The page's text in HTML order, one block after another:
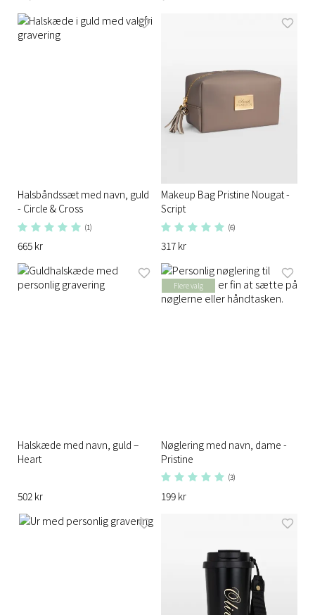
Halsbåndssæt med navn, guld
- Circle & Cross
(1)
665 kr
Makeup Bag Pristine Nougat -
Script
(6)
317 kr
Halskæde med navn, guld –
Heart
502 kr
Flere valg
Nøglering med navn, dame -
Pristine
(3)
199 kr